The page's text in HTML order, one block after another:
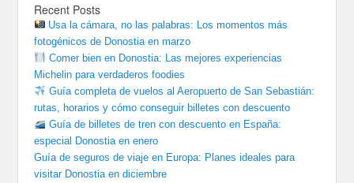
Recent Posts
Usa la cámara, no las palabras: Los momentos más
fotogénicos de Donostia en marzo
Comer bien en Donostia: Las mejores experiencias
Michelin para verdaderos foodies
Guía completa de vuelos al Aeropuerto de San Sebastián:
rutas, horarios y cómo conseguir billetes con descuento
Guía de billetes de tren con descuento en España:
especial Donostia en enero
Guía de seguros de viaje en Europa: Planes ideales para
visitar Donostia en diciembre